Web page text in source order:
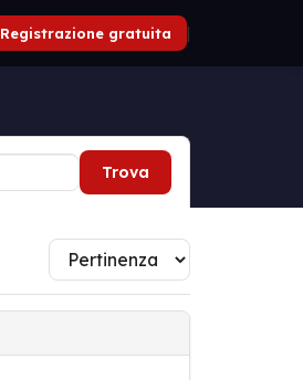
Registrazione gratuita |
Trova